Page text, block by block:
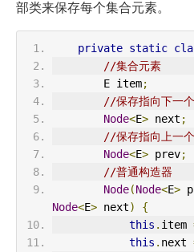
部类来保存每个集合元素。
private static
//集合元素
        E item
;
//保存指向下一
Node<E> next ;
//保存指向上一
Node<E> prev;
//普通构造器
Node(Node<E>
Node<E> next)
{
this . item
this . next